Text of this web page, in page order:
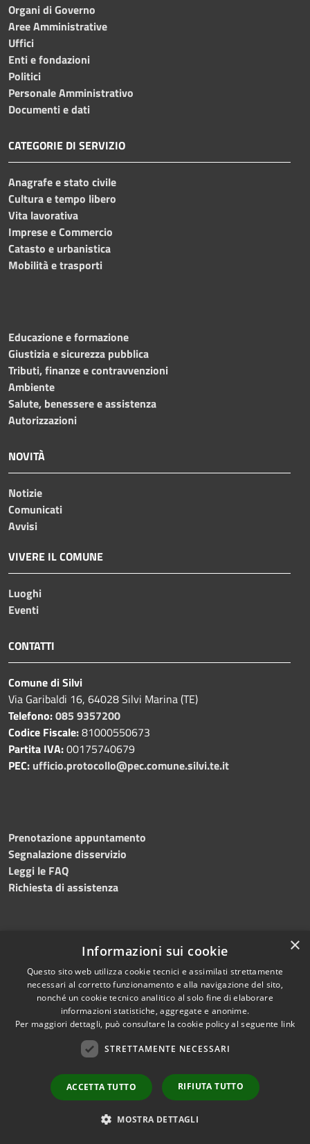
Organi di Governo
Aree Amministrative
Uffici
Enti e fondazioni
Politici
Personale Amministrativo
Documenti e dati
CATEGORIE DI SERVIZIO
Anagrafe e stato civile
Cultura e tempo libero
Vita lavorativa
Imprese e Commercio
Catasto e urbanistica
Mobilità e trasporti
Educazione e formazione
Giustizia e sicurezza pubblica
Tributi, finanze e contravvenzioni
Ambiente
Salute, benessere e assistenza
Autorizzazioni
NOVITÀ
Notizie
Comunicati
Avvisi
VIVERE IL COMUNE
Luoghi
Eventi
CONTATTI
Comune di Silvi
Via Garibaldi 16, 64028 Silvi Marina (TE)
Telefono:085 9357200
Codice Fiscale:81000550673
Partita IVA:00175740679
PEC: ufficio.protocollo@pec.comune.silvi.te.it
Prenotazione appuntamento
Segnalazione disservizio
Leggi le FAQ
Richiesta di assistenza
Amministrazione trasparente
Albo pretorio
Informativa privacy
Note legali
Dichiarazione di accessibilità
Silvi • Powered by
×
Informazioni sui cookie
Questo sito web utilizza cookie tecnici e assimilati strettamente
necessari al corretto funzionamento e alla navigazione del sito,
nonché un cookie tecnico analitico al solo fine di elaborare
informazioni statistiche, aggregate e anonime.
Per maggiori dettagli, può consultare la cookie policy al seguente link
STRETTAMENTE NECESSARI
ACCETTA TUTTO RIFIUTA TUTTO
MOSTRA DETTAGLI